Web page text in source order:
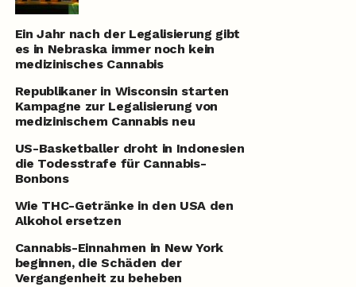
Ein Jahr nach der Legalisierung gibt
es in Nebraska immer noch kein
medizinisches Cannabis
Republikaner in Wisconsin starten
Kampagne zur Legalisierung von
medizinischem Cannabis neu
US-Basketballer droht in Indonesien
die Todesstrafe für Cannabis-
Bonbons
Wie THC-Getränke in den USA den
Alkohol ersetzen
Cannabis-Einnahmen in New York
beginnen, die Schäden der
Vergangenheit zu beheben